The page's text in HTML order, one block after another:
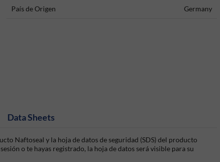
País de Origen Germany
Data Sheets
Naftoseal y la hoja de datos de seguridad (SDS) del producto
o te hayas registrado, la hoja de datos será visible para su